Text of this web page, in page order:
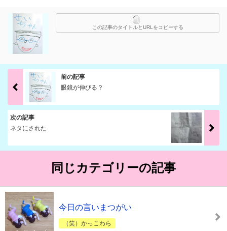
この記事のタイトルとURLをコピーする
前の記事
眼鏡が伸びる？
次の記事
ネタにされた
同じカテゴリーの記事
今日の言いまつがい
（笑）かっこわら